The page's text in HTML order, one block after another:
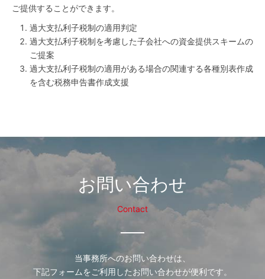
ご提供することができます。
過大支払利子税制の適用判定
過大支払利子税制を考慮した子会社への資金提供スキームの
ご提案
過大支払利子税制の適用がある場合の関連する各種別表作成
を含む税務申告書作成支援
お問い合わせ
Contact
当事務所へのお問い合わせは、
下記フォームをご利用したお問い合わせが便利です。